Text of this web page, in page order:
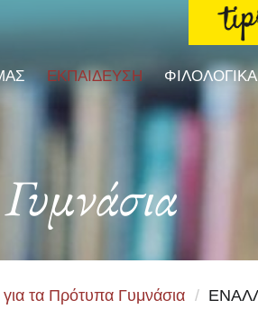
ΕΚΠΑΙΔΕΥΣΗ
για τα Πρότυπα Γυμνάσια /